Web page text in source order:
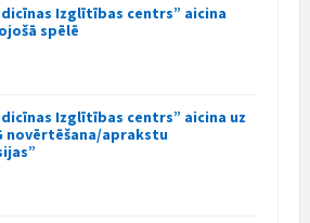
Izglītības centrs” aicina
spēlē
Izglītības centrs” aicina uz
novērtēšana/aprakstu